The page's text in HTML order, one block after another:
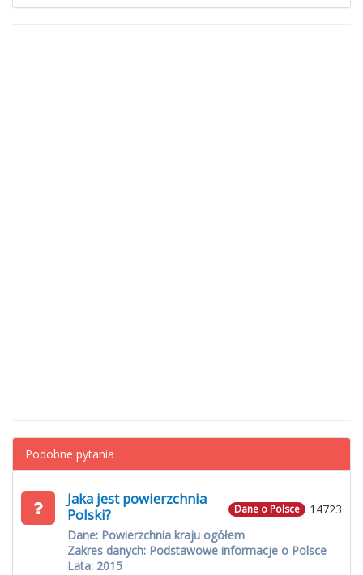
Podobne pytania
14723
Dane o Polsce
Jaka jest powierzchnia
Polski?
Dane: Powierzchnia kraju ogółem
Zakres danych: Podstawowe informacje o Polsce
Lata: 2015